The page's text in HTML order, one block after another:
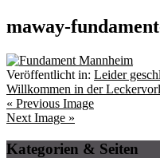
maway-
Veröffentlicht in: Leider
Willkommen in der
« Previous Image
Next Image »
Kategorien & Seiten